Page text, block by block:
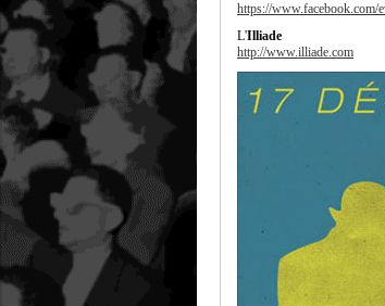
https://www.facebook.com/
L'Illiade
http://www.illiade.com